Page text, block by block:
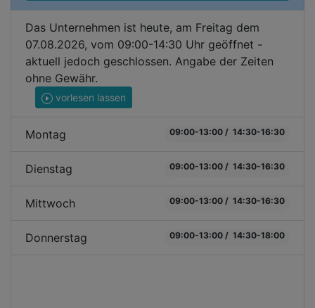
Das Unternehmen ist heute, am Freitag dem
07.08.2026, vom 09:00-14:30 Uhr geöffnet -
aktuell jedoch geschlossen. Angabe der Zeiten
ohne Gewähr.
vorlesen lassen
Montag 09:00-13:00 / 14:30-16:30
Dienstag 09:00-13:00 / 14:30-16:30
Mittwoch 09:00-13:00 / 14:30-16:30
Donnerstag 09:00-13:00 / 14:30-18:00